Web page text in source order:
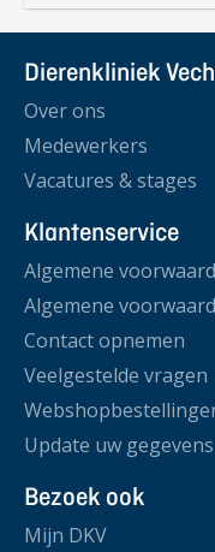
Dierenkliniek
Over ons
Medewerkers
Vacatures & stages
Klantenservice
Algemene
Algemene
Contact opnemen
Veelgestelde vragen
Update uw gegevens
Bezoek ook
Mijn DKV